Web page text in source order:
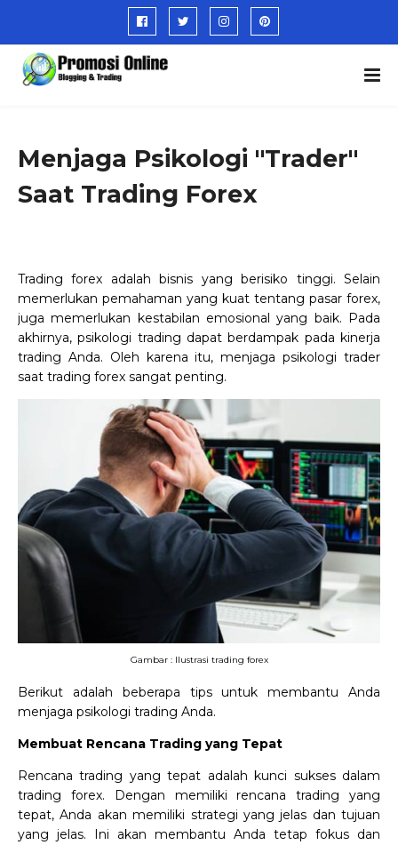
Menjaga Psikologi "Trader"
Saat Trading Forex
Trading forex adalah bisnis yang berisiko tinggi. Selain
memerlukan pemahaman yang kuat tentang pasar forex,
juga memerlukan kestabilan emosional yang baik. Pada
akhirnya, psikologi trading dapat berdampak pada kinerja
trading Anda. Oleh karena itu, menjaga psikologi trader
saat trading forex sangat penting.
Gambar : Ilustrasi trading forex
Berikut adalah beberapa tips untuk membantu Anda
menjaga psikologi trading Anda.
Membuat Rencana Trading yang Tepat
Rencana trading yang tepat adalah kunci sukses dalam
trading forex. Dengan memiliki rencana trading yang
tepat, Anda akan memiliki strategi yang jelas dan tujuan
yang jelas. Ini akan membantu Anda tetap fokus dan